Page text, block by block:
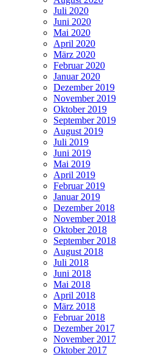
Juli 2020
Juni 2020
Mai 2020
April 2020
März 2020
Februar 2020
Januar 2020
Dezember 2019
November 2019
Oktober 2019
September 2019
August 2019
Juli 2019
Juni 2019
Mai 2019
April 2019
Februar 2019
Januar 2019
Dezember 2018
November 2018
Oktober 2018
September 2018
August 2018
Juli 2018
Juni 2018
Mai 2018
April 2018
März 2018
Februar 2018
Dezember 2017
November 2017
Oktober 2017